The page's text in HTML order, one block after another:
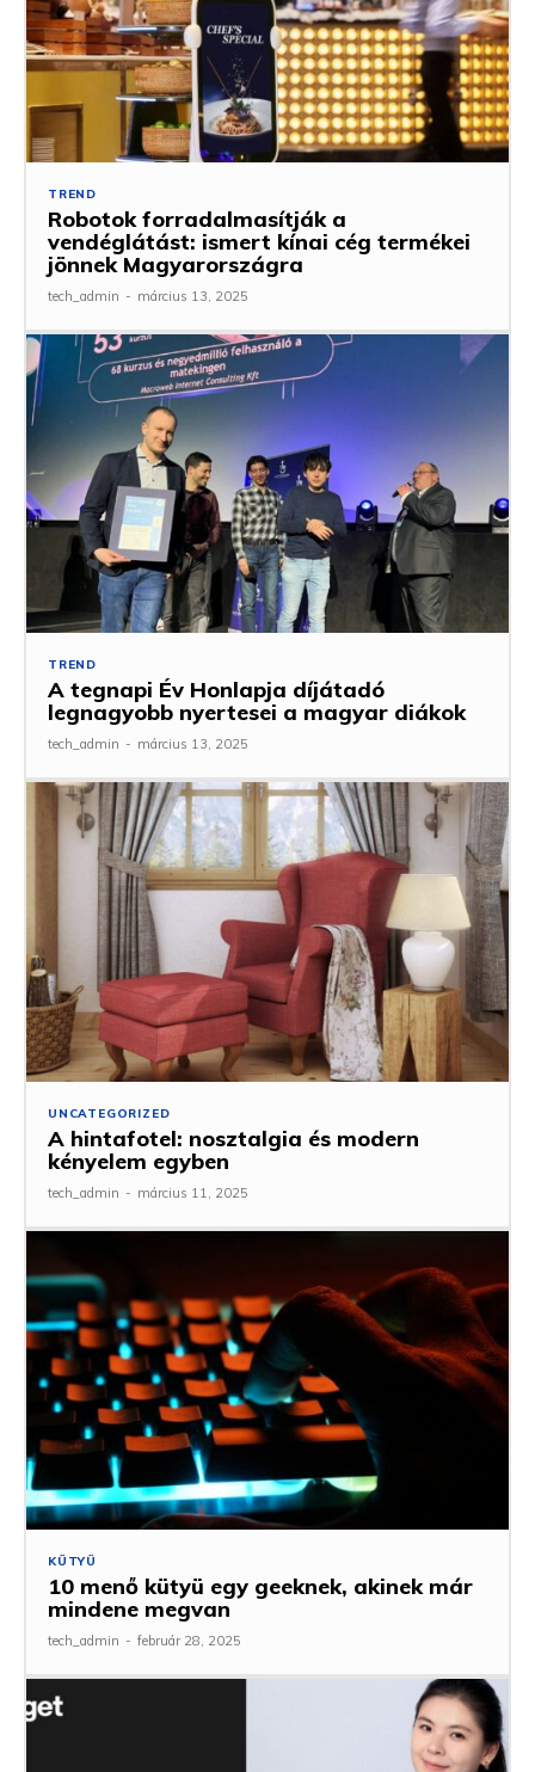
TREND
Robotok forradalmasítják a
vendéglátást: ismert kínai cég termékei
jönnek Magyarországra
tech_admin - március 13, 2025
TREND
A tegnapi Év Honlapja díjátadó
legnagyobb nyertesei a magyar diákok
tech_admin - március 13, 2025
UNCATEGORIZED
A hintafotel: nosztalgia és modern
kényelem egyben
tech_admin - március 11, 2025
KÜTYÜ
10 menő kütyü egy geeknek, akinek már
mindene megvan
tech_admin - február 28, 2025